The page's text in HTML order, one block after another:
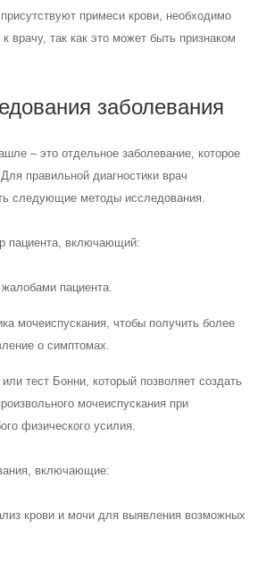
примеси крови, необходимо
врачу, так как это может быть признаком
заболевания
– это отдельное заболевание, которое
правильной диагностики врач
следующие методы исследования.
пациента, включающий:
пациента.
мочеиспускания, чтобы получить более
о симптомах.
тест Бонни, который позволяет создать
мочеиспускания при
физического усилия.
включающие:
крови и мочи для выявления возможных